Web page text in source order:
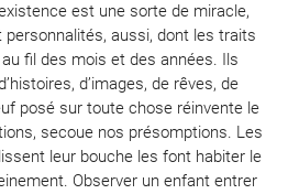
est une sorte de miracle,
personnalités, aussi, dont les traits
fil des mois et des années. Ils
d’images, de rêves, de
posé sur toute chose réinvente le
secoue nos présomptions. Les
leur bouche les font habiter le
Observer un enfant entrer